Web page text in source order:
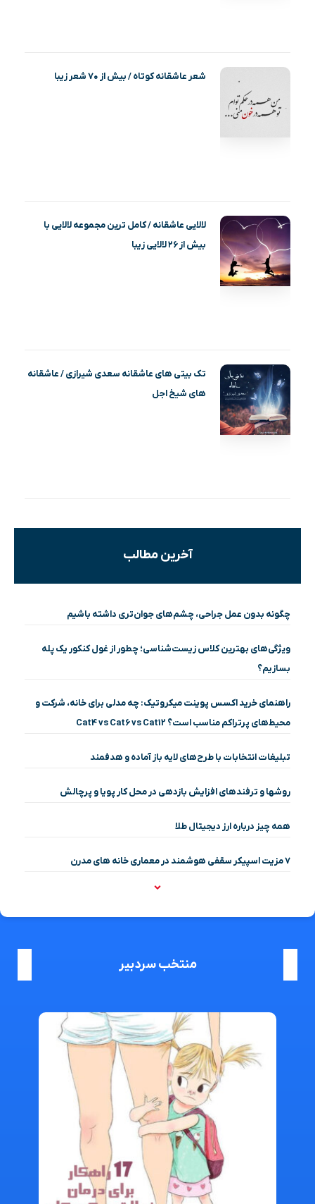
شعر عاشقانه کوتاه / بیش از ۷۰ شعر زیبا
لالایی عاشقانه / کامل ترین مجموعه لالایی با
بیش از ۲۶ لالایی زیبا
تک بیتی های عاشقانه سعدی شیرازی / عاشقانه
های شیخ اجل
آخرین مطالب
چگونه بدون عمل جراحی، چشم‌های جوان‌تری داشته باشیم
ویژگی‌های بهترین کلاس زیست‌شناسی؛ چطور از غول کنکور یک پله
بسازیم؟
راهنمای خرید اکسس پوینت میکروتیک: چه مدلی برای خانه، شرکت و
محیط‌های پرتراکم مناسب است؟ Cat4 vs Cat6 vs Cat12
تبلیغات انتخابات با طرح‌های لایه باز آماده و هدفمند
روشها و ترفندهای افزایش بازدهی در محل کار پویا و پرچالش
همه چیز درباره ارز دیجیتال طلا
۷ مزیت اسپیکر سقفی هوشمند در معماری خانه‌ های مدرن
منتخب سردبیر